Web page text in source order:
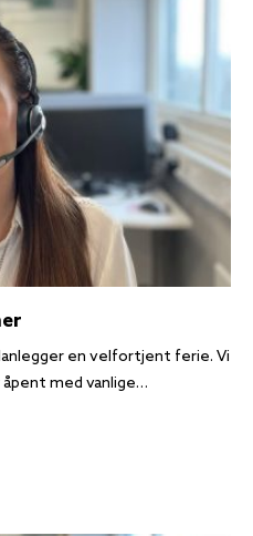
en velfortjent ferie. Vi
med vanlige…